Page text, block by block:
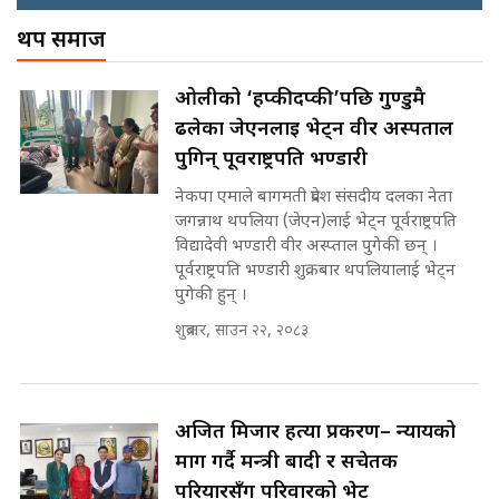
वैधानिकता || Cannabis legalized
राष्ट्रिय सवालमा ९ दल एकजुट ||
Prachanda, Rabi, Gagan Stand
on the Same Page ||
SIDHAKURA ||
सहकारी पीडितसँग मन्त्री प्रतिभा रावलले
भनिन्–साथ दिनुहोस्, दबाब होइन ||
Sidhakura || Pratibha Rawal
SIDHAKURA ||
SIDHAKURA
पोप्पोको पासोः कमाउने लोभमा घरबार नै
उठिबास | The Dark Side of
'Poppo Live'-SIDHAKURA
INVESTIGATION
मन्त्री आउने बित्तिकै सुरु भएको थियो
घुसको डिल || Raj Kumar Gupta ||
SIDHAKURA ||
घुसको डिल गर्ने मन्त्रीकाे राजिनामा,
भूमिसुधार मन्त्रीलाई जोगाइदै ! ||
SIDHAKURA ||
थप समाज
ओलीको ‘हप्कीदप्की’पछि गुण्डुमै
ढलेका जेएनलाई भेट्न वीर अस्पताल
पुगिन् पूर्वराष्ट्रपति भण्डारी
नेकपा एमाले बागमती प्रदेश संसदीय दलका नेता
जगन्नाथ थपलिया (जेएन)लाई भेट्न पूर्वराष्ट्रपति
विद्यादेवी भण्डारी वीर अस्प्ताल पुगेकी छन् ।
पूर्वराष्ट्रपति भण्डारी शुक्रबार थपलियालाई भेट्न
पुगेकी हुन् ।
शुक्रबार, साउन २२, २०८३
अजित मिजार हत्या प्रकरण– न्यायको
माग गर्दै मन्त्री बादी र सचेतक
परियारसँग परिवारको भेट